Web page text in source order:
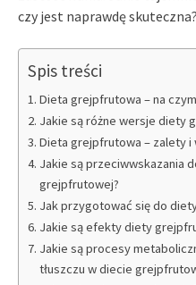
czy jest naprawdę skuteczna?
Spis treści
Dieta grejpfrutowa – na
Jakie są różne wersje diety
Dieta grejpfrutowa – zalety i
Jakie są przeciwwskazania
grejpfrutowej?
Jak przygotować się do
Jakie są efekty diety
Jakie są procesy
tłuszczu w diecie